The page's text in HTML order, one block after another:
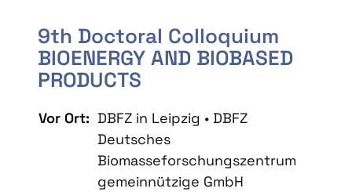
9th Doctoral Colloquium
BIOENERGY AND BIOBASED
PRODUCTS
Vor Ort: DBFZ in Leipzig • DBFZ
Deutsches
Biomasseforschungszentrum
gemeinnützige GmbH